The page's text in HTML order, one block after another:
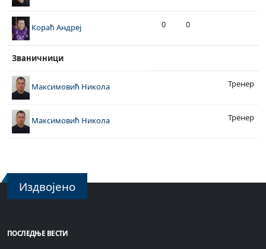
Кораћ Андреј 0 0
Званичници
Максимовић Никола Тренер
Максимовић Никола Тренер
Издвојено
ПОСЛЕДЊЕ ВЕСТИ